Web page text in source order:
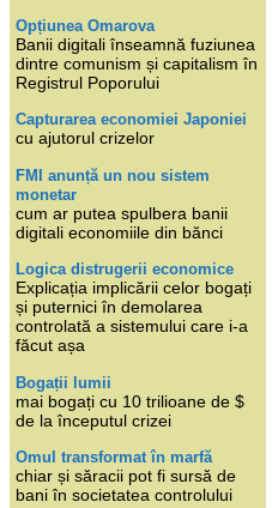
Opțiunea Omarova
Banii digitali înseamnă fuziunea
dintre comunism și capitalism în
Registrul Poporului
Capturarea economiei Japoniei
cu ajutorul crizelor
FMI anunță un nou sistem
monetar
cum ar putea spulbera banii
digitali economiile din bănci
Logica distrugerii economice
Explicația implicării celor bogați
și puternici în demolarea
controlată a sistemului care i-a
făcut așa
Bogații lumii
mai bogați cu 10 trilioane de $
de la începutul crizei
Omul transformat în marfă
chiar și săracii pot fi sursă de
bani în societatea controlului